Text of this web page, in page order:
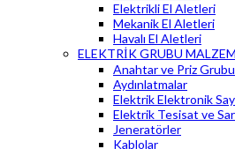
Elektrikli El Aletleri
Mekanik El Aletleri
Havalı El Aletleri
ELEKTRİK GRUBU
Anahtar ve Priz Grubu
Aydınlatmalar
Elektrik Elektronik
Elektrik Tesisat ve
Jeneratörler
Kablolar